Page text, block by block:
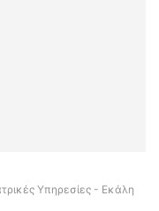
Υπηρεσίες - Εκάλη